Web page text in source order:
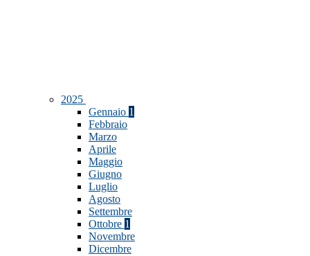
2025
Gennaio 1
Febbraio
Marzo
Aprile
Maggio
Giugno
Luglio
Agosto
Settembre
Ottobre 1
Novembre
Dicembre